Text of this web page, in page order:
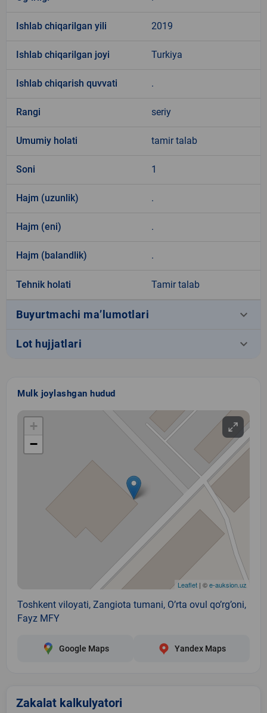
Ishlab chiqarilgan yili 2019
Ishlab chiqarilgan joyi Turkiya
Ishlab chiqarish quvvati .
Rangi seriy
Umumiy holati tamir talab
Soni 1
Hajm (uzunlik) .
Hajm (eni) .
Hajm (balandlik) .
Tehnik holati Tamir talab
Buyurtmachi ma’lumotlari keyboard_arrow_down
Lot hujjatlari keyboard_arrow_down
Mulk joylashgan hudud
+
−
Leaflet | ©e-auksion.uz
Toshkent viloyati, Zangiota tumani, O’rta ovul qo’rg’oni,
Fayz MFY
Google Maps Yandex Maps
Zakalat kalkulyatori